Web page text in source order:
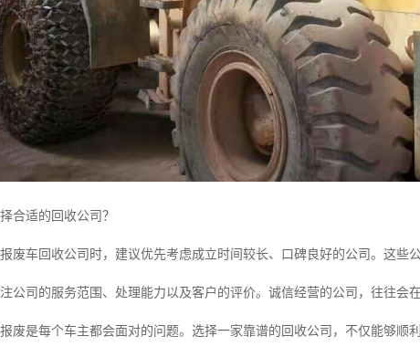
合适的回收公司？
废车回收公司时，建议优先考虑成立时间较长、口碑良好的公司。这些
公司的服务范围、处理能力以及客户的评价。诚信经营的公司，往往会
废是每个车主都会面对的问题。选择一家靠谱的回收公司，不仅能够顺